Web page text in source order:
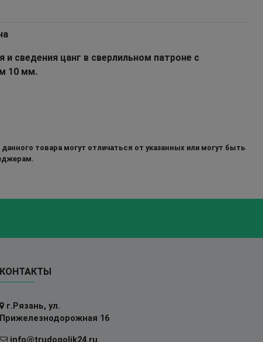
сведения цанг в сверлильном патроне с
10 мм.
товара могут отличаться от указанных или могут быть
КОНТАКТЫ
г.Рязань, ул.
Прижелезнодорожная 16